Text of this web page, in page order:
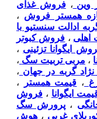
وین ،فروش غذای
همستر فروش ،
ادالت سنستیو با
اهلی ، فروش کبوتر
ایگوانا تزئینی ،
، مربی تربیت سگ ،
گربه در جهان ،
، قیمت همستر
،
ایگوانا ، فروش
،پرورش سگ
غربی ، هوش